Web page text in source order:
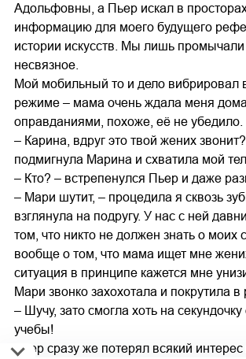
Адольфовны, а Пьер искал в
информацию для моего будущего
истории искусств. Мы лишь промычали
несвязное.
Мой мобильный то и дело вибрировал
режиме – мама очень ждала меня
оправданиями, похоже, её не убедило.
– Карина, вдруг это твой жених
подмигнула Марина и схватила мой
– Кто? – встрепенулся Пьер и даже
– Мари шутит, – процедила я сквозь
взглянула на подругу. У нас с ней
том, что никто не должен знать о моих
вообще о том, что мама ищет мне
ситуация в принципе кажется мне
Мари звонко захохотала и покрутила в
– Шучу, зато смогла хоть на секундочку
учебы!
Пьер сразу же потерял всякий интерес